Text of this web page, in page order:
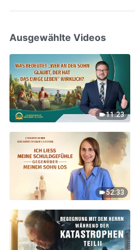
Ausgewählte Videos
11:23
52:33